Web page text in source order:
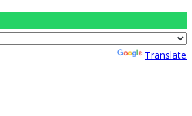
Translate